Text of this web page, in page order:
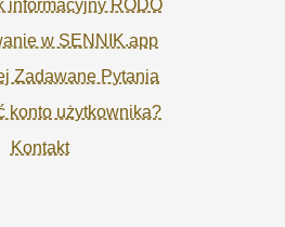
informacyjny RODO
w SENNIK.app
Zadawane Pytania
konto użytkownika?
Kontakt